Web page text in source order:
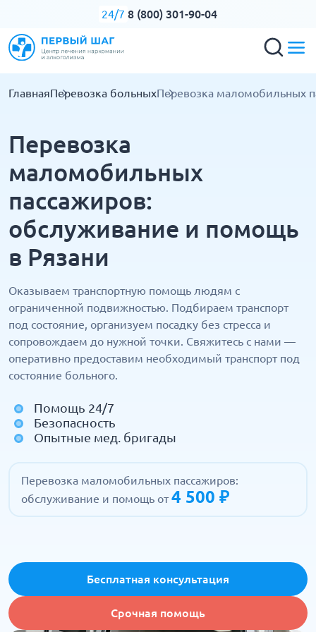
24/7 8 (800) 301-90-04
ГлавнаяПеревозка больныхПеревозка маломобильных
Перевозка
маломобильных
пассажиров:
обслуживание и помощь
в Рязани
Оказываем транспортную помощь людям с
ограниченной подвижностью. Подбираем транспорт
под состояние, организуем посадку без стресса и
сопровождаем до нужной точки. Свяжитесь с нами —
оперативно предоставим необходимый транспорт под
состояние больного.
Помощь 24/7
Безопасность
Опытные мед. бригады
Перевозка маломобильных пассажиров:
обслуживание и помощь от4 500 ₽
Бесплатная консультация
Срочная помощь